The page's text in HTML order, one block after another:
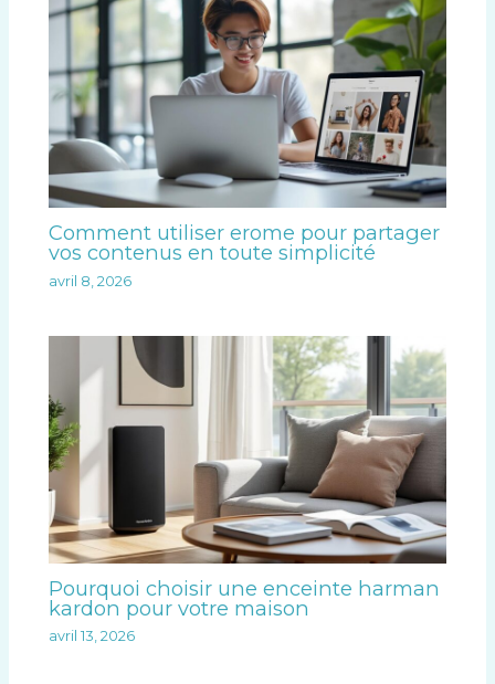
Comment utiliser erome pour partager
vos contenus en toute simplicité
avril 8, 2026
Pourquoi choisir une enceinte harman
kardon pour votre maison
avril 13, 2026